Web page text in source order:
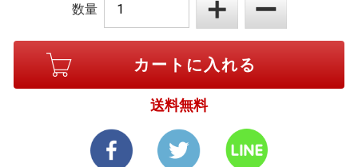
数量
送料無料